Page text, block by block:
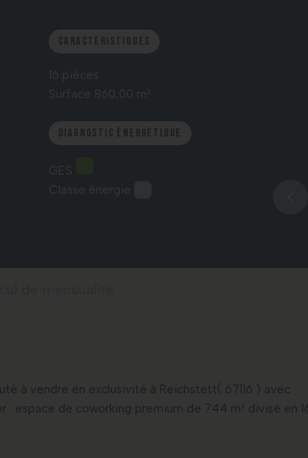
Caractéristiques
16 pièces
Surface 860,00 m²
Diagnostic énergétique
GES
Classe énergie
à vendre en exclusivité à Reichstett( 67116 ) avec
: espace de coworking premium de 744 m² divisé en